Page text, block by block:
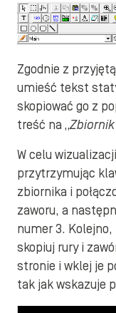
Zgodnie z
umieść tekst
skopiować go z
treść na „Zbiornik
W celu
przytrzymując
zbiornika i
zaworu, a
numer 3.
skopiuj rury i
stronie i wklej je
tak jak wskazuje